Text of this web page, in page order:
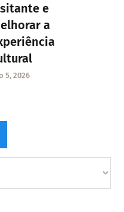
e
a
5, 2026